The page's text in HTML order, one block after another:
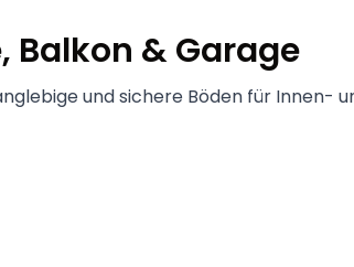
& Garage
und sichere Böden für Innen-
slide